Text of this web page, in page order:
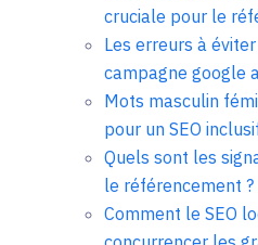
cruciale pour le
Les erreurs à
campagne google
Mots masculin
pour un SEO
Quels sont les
le référencement ?
Comment le SEO